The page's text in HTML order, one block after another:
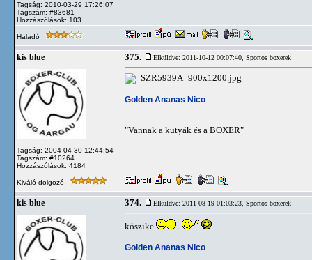
Tagság: 2010-03-29 17:26:07
Tagszám: #83681
Hozzászólások: 103
Haladó
kis blue
Tagság: 2004-04-30 12:44:54
Tagszám: #10264
Hozzászólások: 4184
375. Elküldve: 2011-10-12 00:07:40, Sportos boxerek
Golden Ananas Nico
"Vannak a kutyák és a BOXER"
Kiváló dolgozó
kis blue 374. Elküldve: 2011-08-19 01:03:23, Sportos boxerek
köszike
Golden Ananas Nico